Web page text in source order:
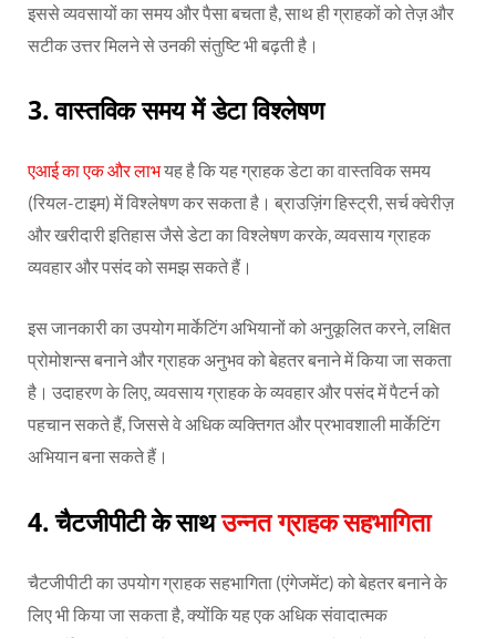
इससे व्यवसायों का समय और पैसा बचता है, साथ ही ग्राहकों को तेज़ और
सटीक उत्तर मिलने से उनकी संतुष्टि भी बढ़ती है।
3. वास्तविक समय में डेटा विश्लेषण
एआई का एक और लाभयह है कि यह ग्राहक डेटा का वास्तविक समय
(रियल-टाइम) में विश्लेषण कर सकता है। ब्राउज़िंग हिस्ट्री, सर्च क्वेरीज़
और खरीदारी इतिहास जैसे डेटा का विश्लेषण करके, व्यवसाय ग्राहक
व्यवहार और पसंद को समझ सकते हैं।
इस जानकारी का उपयोग मार्केटिंग अभियानों को अनुकूलित करने, लक्षित
प्रोमोशन्स बनाने और ग्राहक अनुभव को बेहतर बनाने में किया जा सकता
है। उदाहरण के लिए, व्यवसाय ग्राहक के व्यवहार और पसंद में पैटर्न को
पहचान सकते हैं, जिससे वे अधिक व्यक्तिगत और प्रभावशाली मार्केटिंग
अभियान बना सकते हैं।
4.चैटजीपीटी के साथउन्नत ग्राहक सहभागिता
चैटजीपीटी का उपयोग ग्राहक सहभागिता (एंगेजमेंट) को बेहतर बनाने के
लिए भी किया जा सकता है, क्योंकि यह एक अधिक संवादात्मक